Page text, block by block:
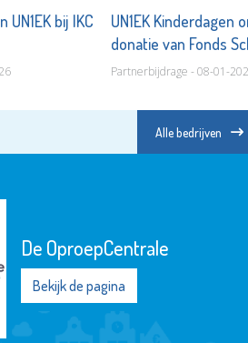
bij IKC
UN1EK Kinderdagen
donatie van Fonds
Vlaardingen
Partnerbijdrage - 08-01-
Alle bedrijven
De OproepCentrale
Bekijk de pagina